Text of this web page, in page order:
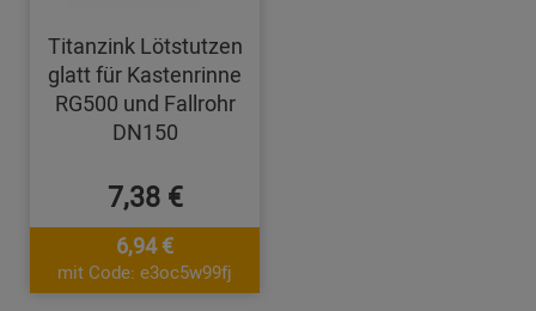
Titanzink Lötstutzen
glatt für Kastenrinne
RG500 und Fallrohr
DN150
7,38 €
6,94 €
mit Code: e3oc5w99fj